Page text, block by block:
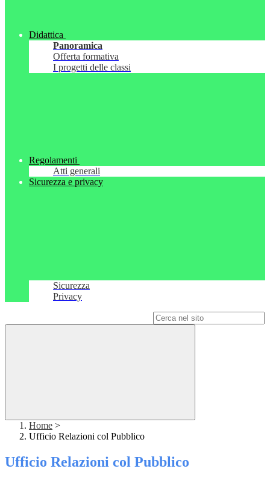
Didattica
Panoramica
Offerta formativa
I progetti delle classi
Regolamenti
Atti generali
Sicurezza e privacy
Sicurezza
Privacy
Home >
Ufficio Relazioni col Pubblico
Ufficio Relazioni col Pubblico